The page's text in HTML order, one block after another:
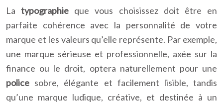
Latypographie que vous choisissez doit être en
parfaite cohérence avec la personnalité de votre
marque et les valeurs qu’elle représente. Par exemple,
une marque sérieuse et professionnelle, axée sur la
finance ou le droit, optera naturellement pour une
police sobre, élégante et facilement lisible, tandis
qu’une marque ludique, créative, et destinée à un